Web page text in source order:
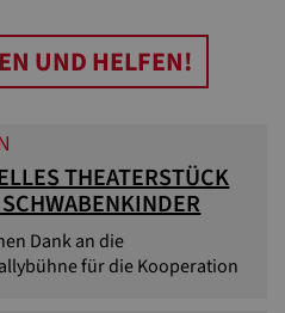
UND HELFEN!
THEATERSTÜCK
Dank an die
für die Kooperation